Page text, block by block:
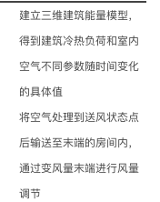
建立三维建筑能量模型，
得到建筑冷热负荷和室内
空气不同参数随时间变化
的具体值
将空气处理到送风状态点
后输送至末端的房间内，
通过变风量末端进行风量
调节